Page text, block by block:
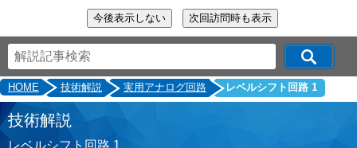
HOME 技術解説 実用アナログ回路 レベルシフト回路 1
技術解説